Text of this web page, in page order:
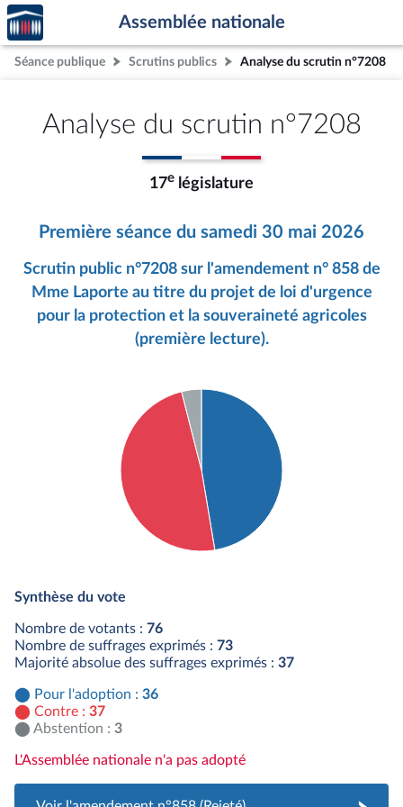
Aller au contenu
Aller en bas de la page
Accèder
à la
page
d'accueil
Assemblée nationale
Séance publique Scrutins publics Analyse du scrutin n°7208
Analyse du scrutin n°7208
17e législature
Première séance du samedi 30 mai 2026
Scrutin public n°7208 sur l'amendement n° 858 de
Mme Laporte au titre du projet de loi d'urgence
pour la protection et la souveraineté agricoles
(première lecture).
Synthèse du vote
Nombre de votants : 76
Nombre de suffrages exprimés : 73
Majorité absolue des suffrages exprimés : 37
Pour l'adoption : 36
Contre : 37
Abstention : 3
L'Assemblée nationale n'a pas adopté